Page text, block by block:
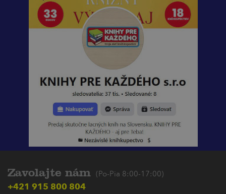
Zavolajte nám (Po-Pia 8:00-17:00)
+421 915 800 804